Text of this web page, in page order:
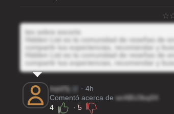
tes sobre escorts
Hidden List es la comunidad de reseñas de
compartir tus experiencias, recomendar y
Hidden List es la comunidad de reseñas de
compartir tus experiencias, recomendar y
bqidSj
· 4h
Comentó acerca de wrABU3bq9X
4
· 5